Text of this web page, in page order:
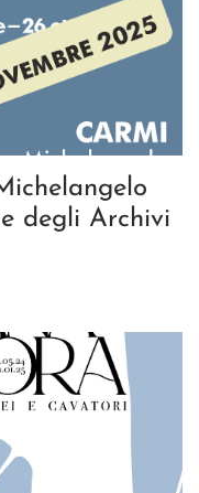
degli Archivi